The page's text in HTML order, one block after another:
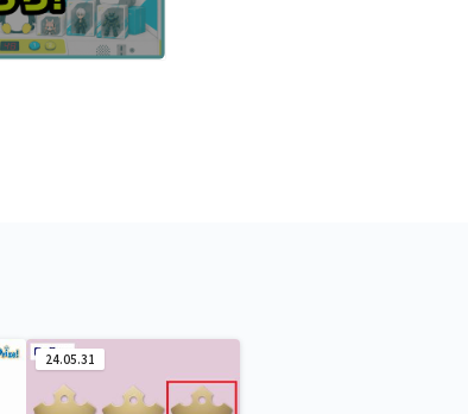
24.05.31